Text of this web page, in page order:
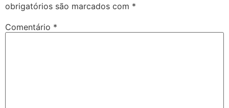
obrigatórios são marcados com *
Comentário *